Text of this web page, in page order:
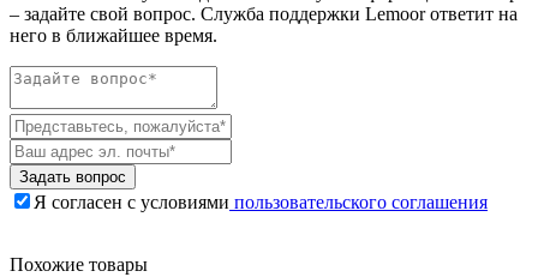
– задайте свой вопрос. Служба поддержки Lemoor ответит на
него в ближайшее время.
Задать вопрос
Я согласен с условиями пользовательского соглашения
Похожие товары